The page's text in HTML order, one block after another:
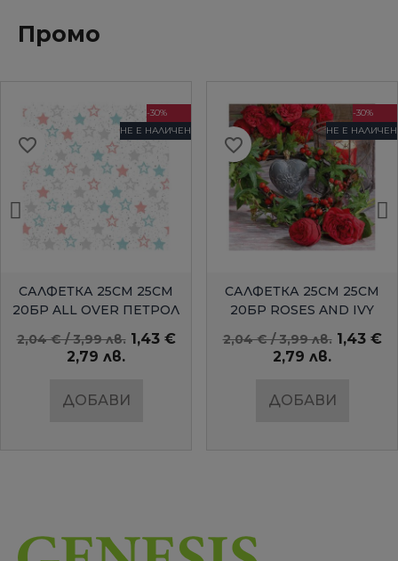
Промо
БЪРЗ ПРЕГЛЕД
-30%
НЕ Е НАЛИЧЕН
САЛФЕТКА 25СМ 25СМ
20БР ALL OVER ПЕТРОЛ
2,04 € / 3,99 лв. 1,43 €
2,79 лв.
ДОБАВИ
favorite_border
БЪРЗ ПРЕГЛЕД
-30%
НЕ Е НАЛИЧЕН
САЛФЕТКА 25СМ 25СМ
20БР ROSES AND IVY
AMBIENTE
2,04 € / 3,99 лв. 1,43 €
2,79 лв.
ДОБАВИ
favorite_border